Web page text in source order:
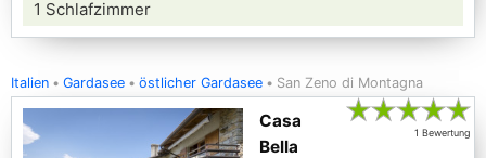
1 Schlafzimmer
Italien Gardasee östlicher Gardasee San Zeno di Montagna
★★★★★
1 Bewertung
Casa
Bella